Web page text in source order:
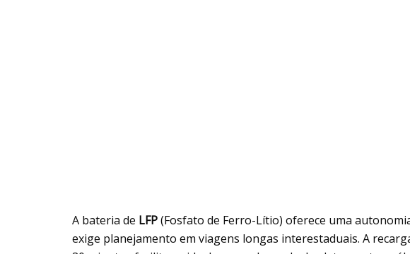
A bateria de LFP(Fosfato de Ferro-Lítio) oferece uma
exige planejamento em viagens longas interestaduais. A